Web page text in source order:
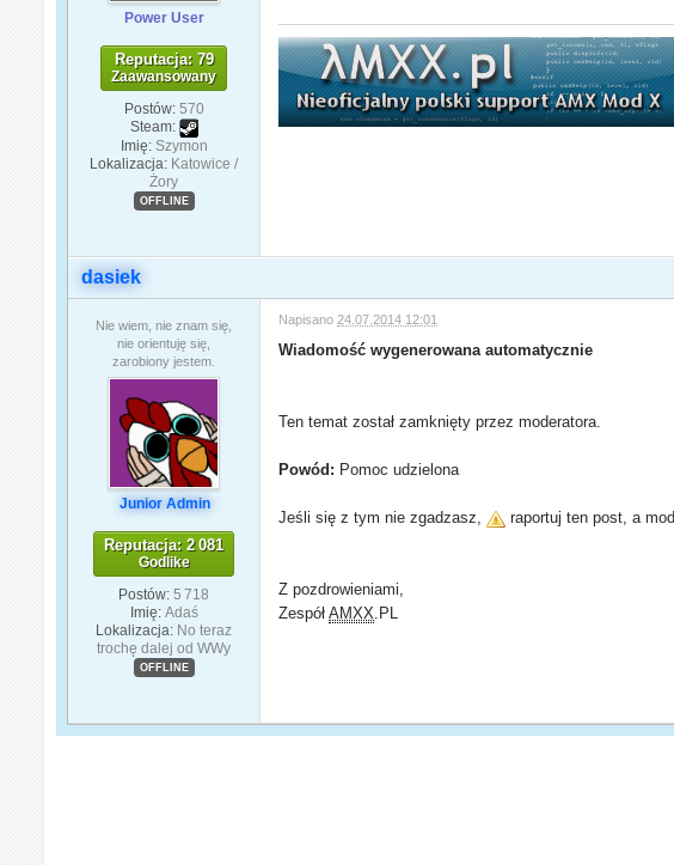
Power User
Reputacja: 79
Zaawansowany
Postów: 570
Steam:
Imię: Szymon
Lokalizacja: Katowice /
Żory
OFFLINE
dasiek
Nie wiem, nie znam się,
nie orientuję się,
zarobiony jestem.
Junior Admin
Reputacja: 2 081
Godlike
Postów: 5 718
Imię: Adaś
Lokalizacja: No teraz
trochę dalej od WWy
OFFLINE
Napisano 24.07.2014 12:01
Wiadomość wygenerowana automatycznie
Ten temat został zamknięty przez moderatora.
Powód: Pomoc udzielona
Jeśli się z tym nie zgadzasz, raportuj ten post, a
Z pozdrowieniami,
ZespółAMXX.PL